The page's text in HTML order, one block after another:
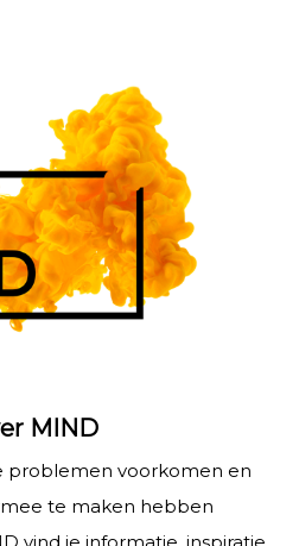
MIND
problemen voorkomen en
te maken hebben